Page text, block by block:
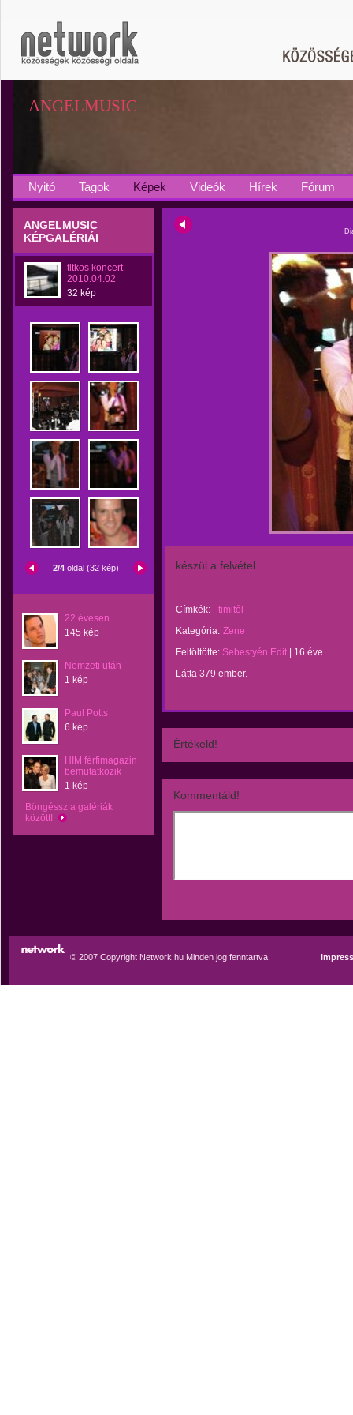
ANGELMUSIC
Nyitó Tagok Képek Videók Hírek Fórum
ANGELMUSIC
KÉPGALÉRIÁI
titkos koncert
2010.04.02
32 kép
2/4 oldal (32 kép)
22 évesen
145 kép
Nemzeti után
1 kép
Paul Potts
6 kép
HIM férfimagazin
bemutatkozik
1 kép
Böngéssz a galériák
között!
készül a felvétel
Címkék:
timitől
Kategória: Zene
Feltöltötte: Sebestyén Edit
16 éve
Látta 379 ember.
Értékeld!
Kommentáld!
© 2007 Copyright Network.hu Minden jog fenntartva.